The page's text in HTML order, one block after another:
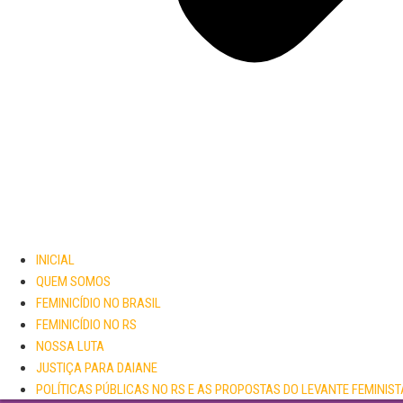
INICIAL
QUEM SOMOS
FEMINICÍDIO NO BRASIL
FEMINICÍDIO NO RS
NOSSA LUTA
JUSTIÇA PARA DAIANE
POLÍTICAS PÚBLICAS NO RS E AS PROPOSTAS DO LEVANTE